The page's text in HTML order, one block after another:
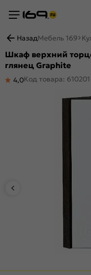
НазадМебель 169
Шкаф верхний
глянец Graphite
4,0Код товара: 610201